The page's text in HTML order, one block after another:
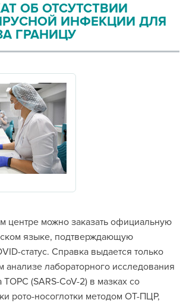
ОБ ОТСУТСТВИИ
ИНФЕКЦИИ ДЛЯ
ГРАНИЦУ
центре можно заказать официальную
языке, подтверждающую
статус. Справка выдается только
анализе лабораторного исследования
(SARS-CoV-2) в мазках со
рото-носоглотки методом ОТ-ПЦР,